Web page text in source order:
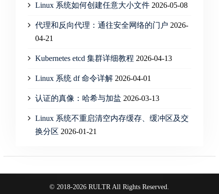
Linux 系统如何创建任意大小文件 2026-05-08
代理和反向代理：通往安全网络的门户 2026-
04-21
Kubernetes etcd 集群详细教程 2026-04-13
Linux 系统 df 命令详解 2026-04-01
认证的真像：哈希与加盐 2026-03-13
Linux 系统不重启清空内存缓存、缓冲区及交
换分区 2026-01-21
© 2018-2026 RULTR All Rights Reserved.